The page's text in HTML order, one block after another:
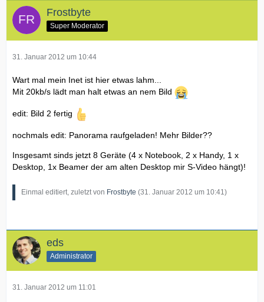
Frostbyte
Super Moderator
31. Januar 2012 um 10:44
Wart mal mein Inet ist hier etwas lahm...
Mit 20kb/s lädt man halt etwas an nem Bild
edit: Bild 2 fertig
nochmals edit: Panorama raufgeladen! Mehr Bilder??
Insgesamt sinds jetzt 8 Geräte (4 x Notebook, 2 x Handy, 1 x
Desktop, 1x Beamer der am alten Desktop mir S-Video hängt)!
Einmal editiert, zuletzt von Frostbyte (31. Januar 2012 um 10:41)
eds
Administrator
31. Januar 2012 um 11:01